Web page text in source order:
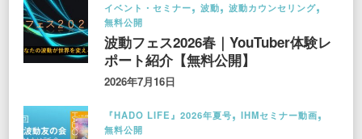
イベント・セミナー 波動
波動カウンセリング
無料公開
波動フェス2026春｜YouTuber体験レ
ポート紹介【無料公開】
2026年7月16日
『HADO LIFE』2026年夏号
IHMセミナー動画
無料公開